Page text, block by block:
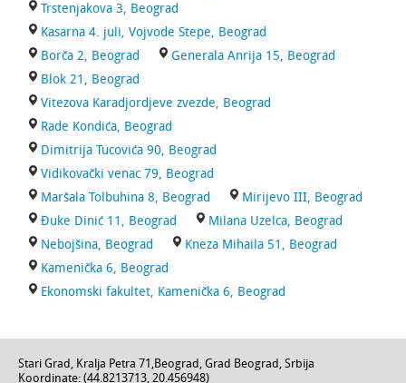
Trstenjakova 3, Beograd
Kasarna 4. juli, Vojvode Stepe, Beograd
Borča 2, Beograd
Generala Anrija 15, Beograd
Blok 21, Beograd
Vitezova Karadjordjeve zvezde, Beograd
Rade Kondića, Beograd
Dimitrija Tucovića 90, Beograd
Vidikovački venac 79, Beograd
Maršala Tolbuhina 8, Beograd
Mirijevo III, Beograd
Đuke Dinić 11, Beograd
Milana Uzelca, Beograd
Nebojšina, Beograd
Kneza Mihaila 51, Beograd
Kamenička 6, Beograd
Ekonomski fakultet, Kamenička 6, Beograd
Stari Grad, Kralja Petra 71 ,Beograd, Grad Beograd, Srbija
Koordinate: (44.8213713, 20.456948)